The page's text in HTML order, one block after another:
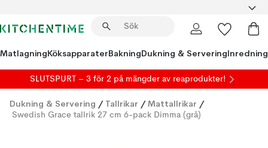
MatlagningKöksapparaterBakningDukning & ServeringInredning
SLUTSPURT – 3 för 2 på mängder av reaprodukter!
Dukning & Servering / Tallrikar / Mattallrikar /
Swedish Grace tallrik 27 cm 6-pack Dimma (grå)